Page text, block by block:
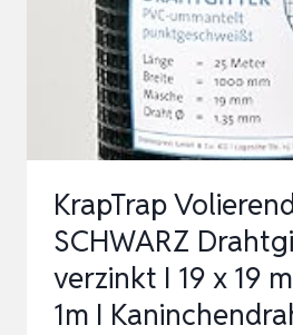
AUS
HOCHWER-
TIGEM
VOLLHOLZ
UND
DR…
KrapTrap
SCHWARZ
verzinkt I 19 x 19
1m I